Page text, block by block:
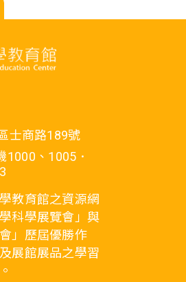
士商路189號
1000、1005．
教育館之資源網
科學展覽會」與
」歷屆優勝作
展館展品之學習